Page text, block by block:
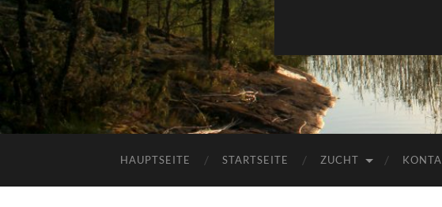
HAUPTSEITE STARTSEITE ZUCHT